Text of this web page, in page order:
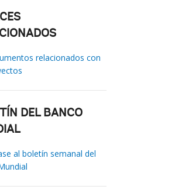
relacionados con
DEL BANCO
al boletín semanal del